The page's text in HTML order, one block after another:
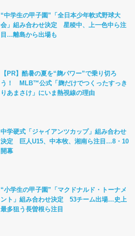
“中学生の甲子園”「全日本少年軟式野球大
会」組み合わせ決定 星稜中、上一色中ら注
目…離島から出場も
【PR】酷暑の夏を“麹パワー”で乗り切ろ
う！ MLB™公式「麹だけでつくったすっき
りあまさけ」にいま熱視線の理由
中学硬式「ジャイアンツカップ」組み合わせ
決定 巨人U15、中本牧、湘南ら注目…8・10
開幕
“小学生の甲子園”「マクドナルド・トーナメ
ント」組み合わせ決定 53チーム出場…史上
最多狙う長曽根ら注目